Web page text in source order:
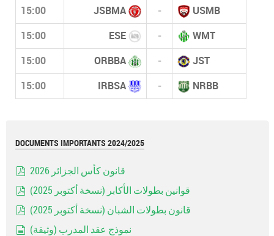
15:00 JSBMA - USMB
15:00 ESE - WMT
15:00 ORBBA - JST
15:00 IRBSA - NRBB
DOCUMENTS IMPORTANTS 2024/2025
قانون كأس الجزائر 2026
قوانين بطولات الأكابر (نسخة أكتوبر 2025)
قانون بطولات الشبان (نسخة أكتوبر 2025)
نموذج عقد المدرب (وثيقة)